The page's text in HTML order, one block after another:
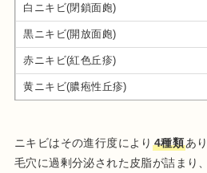
白ニキビ(閉鎖面皰)
黒ニキビ(開放面皰)
赤ニキビ(紅色丘疹)
黄ニキビ(膿疱性丘疹)
ニキビはその進行度により 4種類あ
毛穴に過剰分泌された皮脂が詰まり